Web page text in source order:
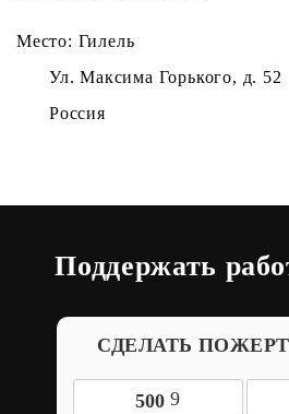
Место: Гилель
Ул. Максима Горького, д. 52
Россия
Поддержать
СДЕЛАТЬ
500 9